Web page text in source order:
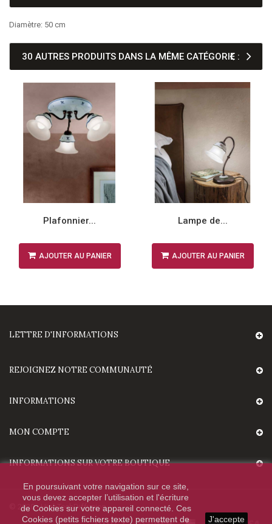
Diamètre: 50 cm
30 AUTRES PRODUITS DANS LA MÊME CATÉGORIE :
Plafonnier...
AJOUTER AU PANIER
Lampe de...
AJOUTER AU PANIER
LETTRE D'INFORMATIONS
REJOIGNEZ NOTRE COMMUNAUTÉ
INFORMATIONS
MON COMPTE
INFORMATIONS SUR VOTRE BOUTIQUE
En poursuivant votre navigation sur ce site,
vous devez accepter l’utilisation et l'écriture
de Cookies sur votre appareil connecté. Ces
Cookies (petits fichiers texte) permettent de
J'accepte
© 2020 - HighTechDiffusion.